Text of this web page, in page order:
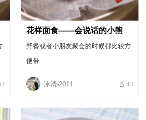
花样面食——会说话的小熊
野餐或者小朋友聚会的时候都比较方
便带
冰清-2011 44